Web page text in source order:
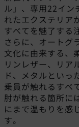
ル」、専用22イン
れたエクステリア
すべてを魅了する
さらに、オートグ
文化に由来する、
リンレザー、リア
ド、メタルといっ
乗員が触れるすべ
肘が触れる箇所に
にまで温もりを感
す。